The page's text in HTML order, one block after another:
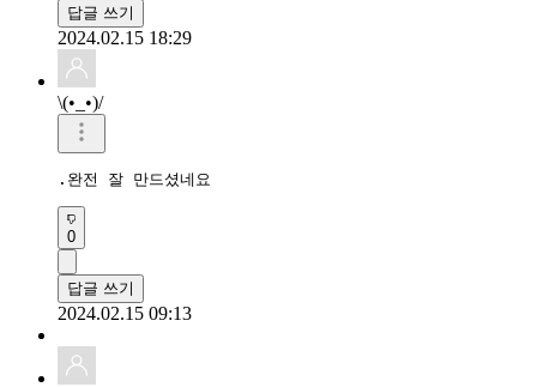
답글 쓰기
2024.02.15 18:29
\(•_•)/
.완전 잘 만드셨네요
0
답글 쓰기
2024.02.15 09:13